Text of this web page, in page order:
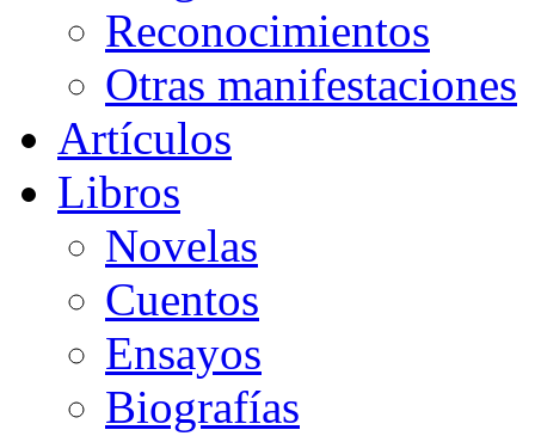
Reconocimientos
Otras manifestaciones
Artículos
Libros
Novelas
Cuentos
Ensayos
Biografías